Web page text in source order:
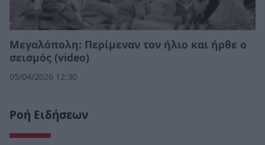
Μεγαλόπολη: Περίμεναν τον ήλιο και ήρθε ο
σεισμός (video)
05/04/2026 12:30
Ροή Ειδήσεων